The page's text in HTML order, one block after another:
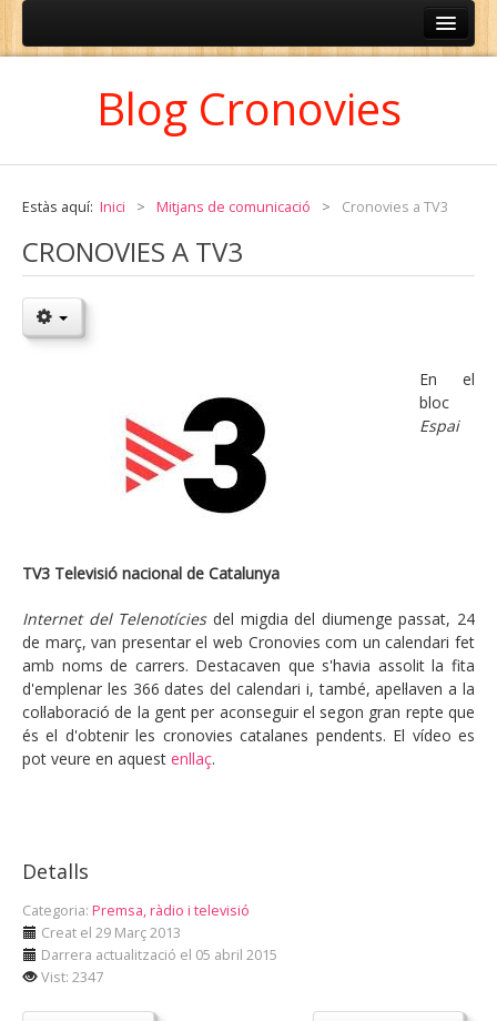
Blog Cronovies
Estàs aquí: Inici > Mitjans de comunicació > Cronovies a TV3
CRONOVIES A TV3
TV3 Televisió nacional de Catalunya
En el
bloc
Espai
Internet del Telenotíciesdel migdia del diumenge passat, 24
de març, van presentar el web Cronovies com un calendari fet
amb noms de carrers. Destacaven que s'havia assolit la fita
d'emplenar les 366 dates del calendari i, també, apel·laven a la
col·laboració de la gent per aconseguir el segon gran repte que
és el d'obtenir les cronovies catalanes pendents. El vídeo es
pot veure en aquest enllaç.
Detalls
Categoria: Premsa, ràdio i televisió
Creat el 29 Març 2013
Darrera actualització el 05 abril 2015
Vist: 2347